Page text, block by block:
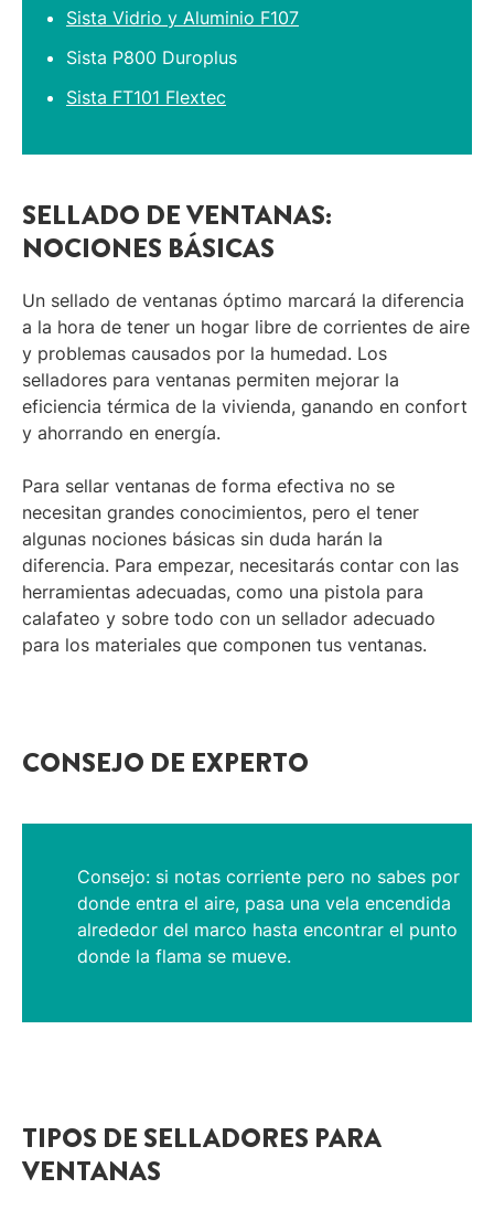
SELLADO DE VENTANAS:
NOCIONES BÁSICAS
Un sellado de ventanas óptimo marcará la diferencia
a la hora de tener un hogar libre de corrientes de aire
y problemas causados por la humedad. Los
selladores para ventanas permiten mejorar la
eficiencia térmica de la vivienda, ganando en confort
y ahorrando en energía.
Para sellar ventanas de forma efectiva no se
necesitan grandes conocimientos, pero el tener
algunas nociones básicas sin duda harán la
diferencia. Para empezar, necesitarás contar con las
herramientas adecuadas, como una pistola para
calafateo y sobre todo con un sellador adecuado
para los materiales que componen tus ventanas.
Sista Vidrio y Aluminio F107
Sista P800 Duroplus
Sista FT101 Flextec
CONSEJO DE EXPERTO
Consejo: si notas corriente pero no sabes por
donde entra el aire, pasa una vela encendida
alrededor del marco hasta encontrar el punto
donde la flama se mueve.
TIPOS DE SELLADORES PARA
VENTANAS